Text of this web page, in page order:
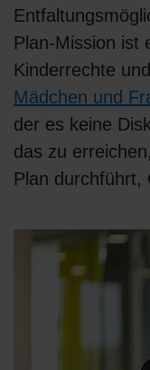
Plan-Mission ist
Kinderrechte
Mädchen und
der es keine
das zu
Plan durchführt,